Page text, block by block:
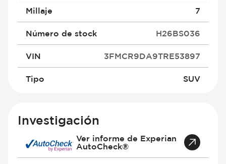
Millaje 7
Número de stock H26BS036
VIN 3FMCR9DA9TRE53897
Tipo SUV
Investigación
Ver informe de Experian
AutoCheck®